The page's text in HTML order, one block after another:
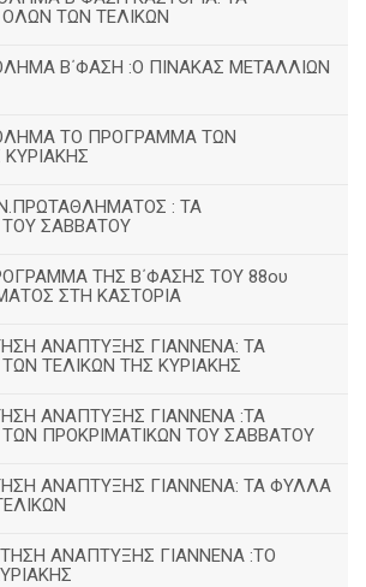
ΤΩΝ ΤΕΛΙΚΩΝ
Β΄ΦΑΣΗ :Ο ΠΙΝΑΚΑΣ ΜΕΤΑΛΛΙΩΝ
ΤΟ ΠΡΟΓΡΑΜΜΑ ΤΩΝ
: ΤΑ
ΣΑΒΒΑΤΟΥ
ΤΗΣ Β΄ΦΑΣΗΣ ΤΟΥ 88ου
ΣΤΗ ΚΑΣΤΟΡΙΑ
ΑΝΑΠΤΥΞΗΣ ΓΙΑΝΝΕΝΑ: ΤΑ
ΤΕΛΙΚΩΝ ΤΗΣ ΚΥΡΙΑΚΗΣ
ΑΝΑΠΤΥΞΗΣ ΓΙΑΝΝΕΝΑ :ΤΑ
ΠΡΟΚΡΙΜΑΤΙΚΩΝ ΤΟΥ ΣΑΒΒΑΤΟΥ
ΑΝΑΠΤΥΞΗΣ ΓΙΑΝΝΕΝΑ: ΤΑ ΦΥΛΛΑ
ΑΝΑΠΤΥΞΗΣ ΓΙΑΝΝΕΝΑ :ΤΟ